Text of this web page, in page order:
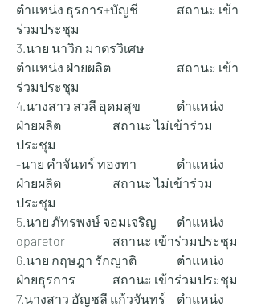
ตำแหน่ง ธุรการ+บัญชี 		สถานะ เข้า
ร่วมประชุม
3.นาย นาวิก มาตรวิเศษ
ตำแหน่ง ฝ่ายผลิต 		สถานะ เข้า
ร่วมประชุม
4.นางสาว สวลี อุดมสุข 		ตำแหน่ง
ฝ่ายผลิต 		สถานะ ไม่เข้าร่วม
ประชุม
-นาย คำจันทร์ ทองทา 		ตำแหน่ง
ฝ่ายผลิต 		สถานะ ไม่เข้าร่วม
ประชุม
5.นาย ภัทรพงษ์ จอมเจริญ 	ตำแหน่ง
oparetor 		สถานะ เข้าร่วมประชุม
6.นาย กฤษฎา รักญาติ 		ตำแหน่ง
ฝ่ายธุรการ 		สถานะ เข้าร่วมประชุม
7.นางสาว อัญชลี แก้วจันทร์ 	ตำแหน่ง